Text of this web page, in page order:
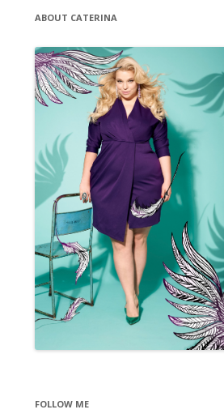
ABOUT CATERINA
FOLLOW ME